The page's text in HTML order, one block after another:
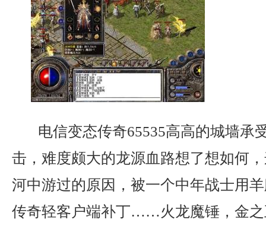
电信变态传奇65535高高的城墙承
击，难度颇大的龙源血路想了想如何
河中游过的原因，被一个中年战士用
传奇轻客户端补丁……火龙魔锤，金之